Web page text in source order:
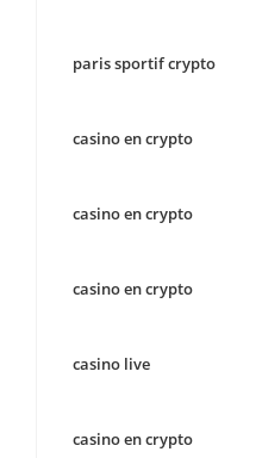
paris sportif crypto
casino en crypto
casino en crypto
casino en crypto
casino live
casino en crypto